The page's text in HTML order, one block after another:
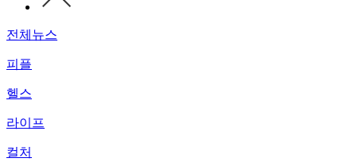
전체뉴스
피플
헬스
라이프
컬처